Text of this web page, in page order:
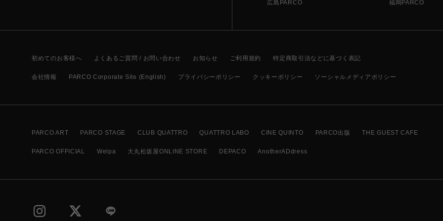
広島PARCO
福岡PARCO
初めてのお客様へ よくあるご質問 / お問い合わせ お知らせ ご利用規約 特定商取引法などに基づく表記
会社情報 PARCO Corporate Site (English) プライバシーポリシー クッキーポリシー ソーシャルメディアポリシー
PARCO ART PARCO STAGE CLUB QUATTRO QUATTRO LABO CINE QUINTO PARCO出版 THE GUEST CAFE
PARCO OFFICIAL Welpa 大丸松坂屋ONLINE STORE DEPACO AnotherADdress